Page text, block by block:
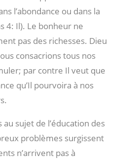
l’abondance ou dans la
4: Il). Le bonheur ne
pas des richesses. Dieu
consacrions tous nos
par contre Il veut que
qu’Il pourvoira à nos
sujet de l’éducation des
problèmes surgissent
n’arrivent pas à